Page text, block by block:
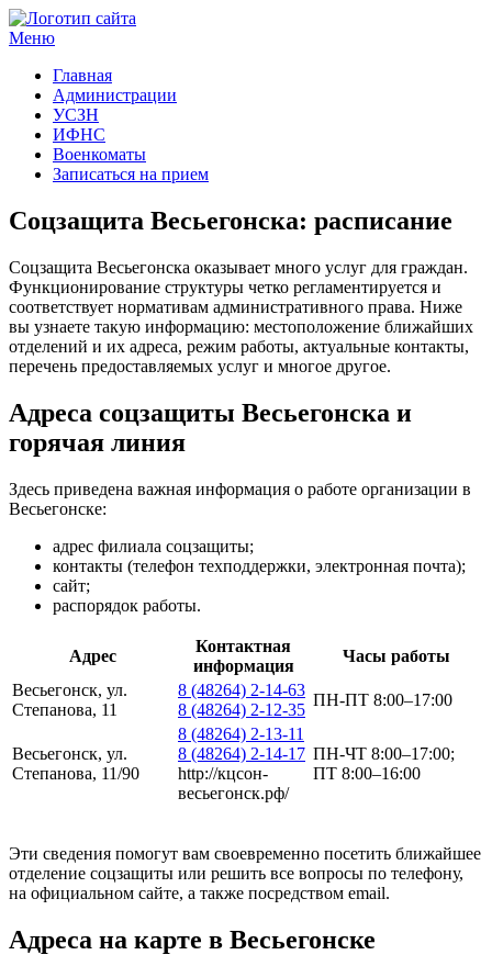
Меню
Главная
Администрации
УСЗН
ИФНС
Военкоматы
Записаться на прием
Соцзащита Весьегонска: расписание
Соцзащита Весьегонска оказывает много услуг для граждан.
Функционирование структуры четко регламентируется и
соответствует нормативам административного права. Ниже
вы узнаете такую информацию: местоположение ближайших
отделений и их адреса, режим работы, актуальные контакты,
перечень предоставляемых услуг и многое другое.
Адреса соцзащиты Весьегонска и
горячая линия
Здесь приведена важная информация о работе организации в
Весьегонске:
адрес филиала соцзащиты;
контакты (телефон техподдержки, электронная почта);
сайт;
распорядок работы.
Адрес
Контактная
информация
Часы работы
Весьегонск, ул.
Степанова, 11
8 (48264) 2-14-63
8 (48264) 2-12-35
ПН-ПТ 8:00–17:00
Весьегонск, ул.
Степанова, 11/90
8 (48264) 2-13-11
8 (48264) 2-14-17
http://кцсон-
весьегонск.рф/
ПН-ЧТ 8:00–17:00;
ПТ 8:00–16:00
Эти сведения помогут вам своевременно посетить ближайшее
отделение соцзащиты или решить все вопросы по телефону,
на официальном сайте, а также посредством email.
Адреса на карте в Весьегонске